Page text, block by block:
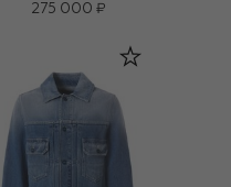
275 000 ₽